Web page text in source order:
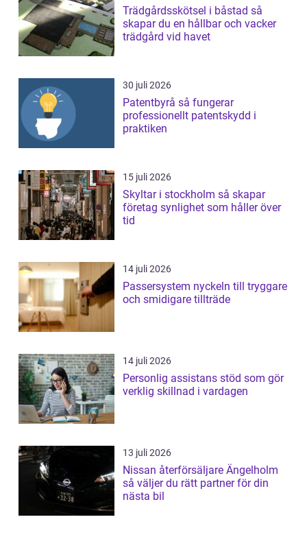
Trädgårdsskötsel i båstad så
skapar du en hållbar och vacker
trädgård vid havet
30 juli 2026
Patentbyrå så fungerar
professionellt patentskydd i
praktiken
15 juli 2026
Skyltar i stockholm så skapar
företag synlighet som håller över
tid
14 juli 2026
Passersystem nyckeln till tryggare
och smidigare tillträde
14 juli 2026
Personlig assistans stöd som gör
verklig skillnad i vardagen
13 juli 2026
Nissan återförsäljare Ängelholm
så väljer du rätt partner för din
nästa bil